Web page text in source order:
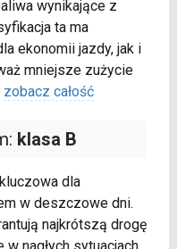
wynikające z
ta ma
ekonomii jazdy, jak i
mniejsze zużycie
zobacz całość
klasa B
dla
w deszczowe dni.
najkrótszą drogę